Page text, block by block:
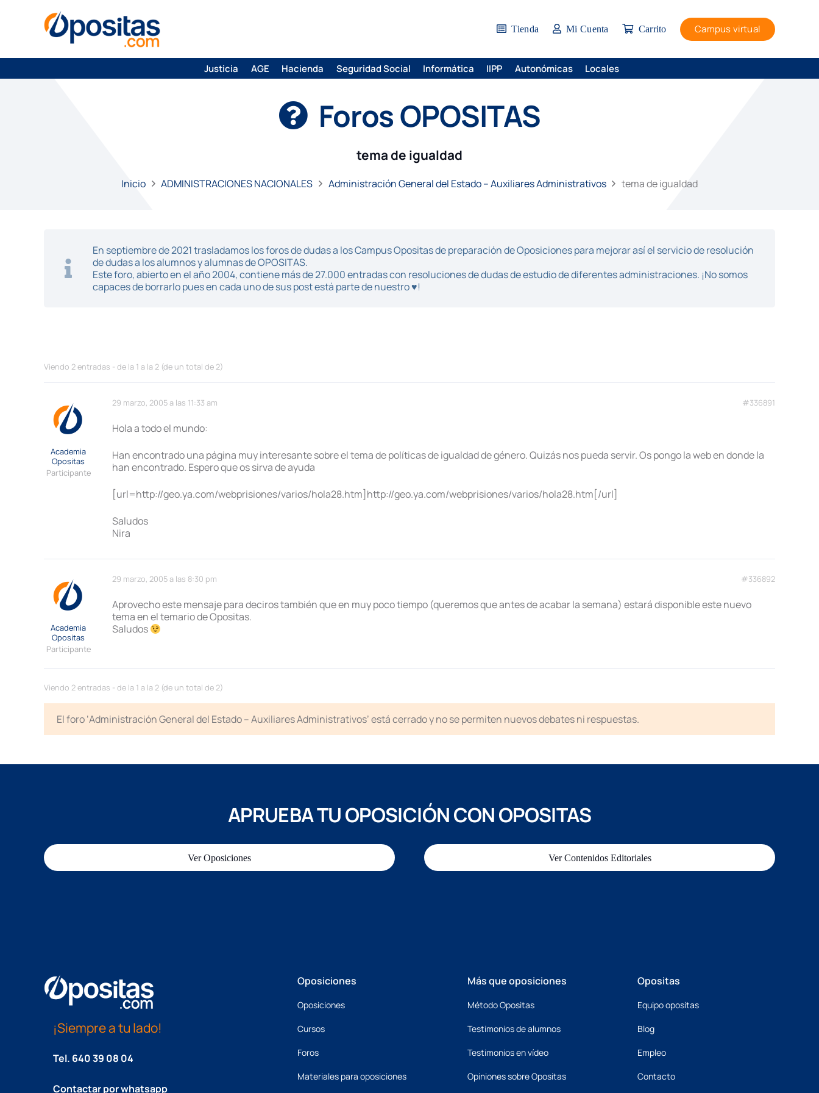
Tienda Mi Cuenta Carrito Campus virtual
Justicia AGE Hacienda Seguridad Social Informática IIPP Autonómicas Locales
Foros OPOSITAS
tema de igualdad
Inicio ADMINISTRACIONES NACIONALES Administración General del Estado – Auxiliares Administrativos tema de igualdad
En septiembre de 2021 trasladamos los foros de dudas a los Campus Opositas de preparación de Oposiciones para mejorar así el servicio de resolución
de dudas a los alumnos y alumnas de OPOSITAS.
Este foro, abierto en el año 2004, contiene más de 27.000 entradas con resoluciones de dudas de estudio de diferentes administraciones. ¡No somos
capaces de borrarlo pues en cada uno de sus post está parte de nuestro ♥!
Viendo 2 entradas - de la 1 a la 2 (de un total de 2)
29 marzo, 2005 a las 11:33 am #336891
Academia
Opositas
Participante
Hola a todo el mundo:
Han encontrado una página muy interesante sobre el tema de políticas de igualdad de género. Quizás nos pueda servir. Os pongo la web en donde la
han encontrado. Espero que os sirva de ayuda
[url=http://geo.ya.com/webprisiones/varios/hola28.htm]http://geo.ya.com/webprisiones/varios/hola28.htm[/url]
Saludos
Nira
29 marzo, 2005 a las 8:30 pm #336892
Academia
Opositas
Participante
Aprovecho este mensaje para deciros también que en muy poco tiempo (queremos que antes de acabar la semana) estará disponible este nuevo
tema en el temario de Opositas.
Saludos
Viendo 2 entradas - de la 1 a la 2 (de un total de 2)
El foro ‘Administración General del Estado – Auxiliares Administrativos’ está cerrado y no se permiten nuevos debates ni respuestas.
APRUEBA TU OPOSICIÓN CON OPOSITAS
Ver Oposiciones Ver Contenidos Editoriales
¡Siempre a tu lado!
Tel. 640 39 08 04
Contactar por whatsapp
Oposiciones
Oposiciones
Cursos
Foros
Materiales para oposiciones
Más que oposiciones
Método Opositas
Testimonios de alumnos
Testimonios en vídeo
Opiniones sobre Opositas
Opositas
Equipo opositas
Blog
Empleo
Contacto